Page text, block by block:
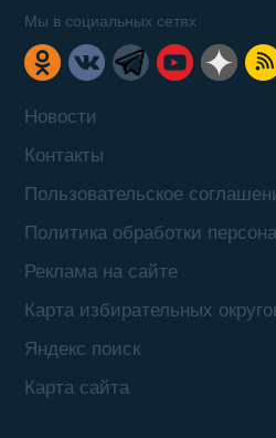
Новости
Контакты
Пользовательское
Политика обработки
Реклама на сайте
Карта избирательных
Яндекс поиск
Карта сайта
Мы в социальных сетях